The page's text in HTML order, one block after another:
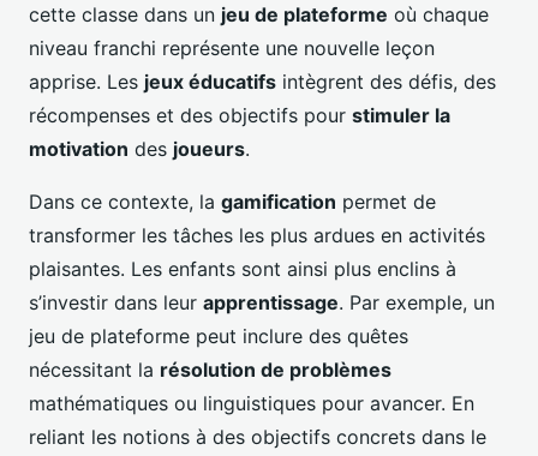
cette classe dans un jeu de plateforme où chaque
niveau franchi représente une nouvelle leçon
apprise. Les jeux éducatifs intègrent des défis, des
récompenses et des objectifs pour stimuler la
motivation des joueurs.
Dans ce contexte, la gamification permet de
transformer les tâches les plus ardues en activités
plaisantes. Les enfants sont ainsi plus enclins à
s’investir dans leur apprentissage. Par exemple, un
jeu de plateforme peut inclure des quêtes
nécessitant la résolution de problèmes
mathématiques ou linguistiques pour avancer. En
reliant les notions à des objectifs concrets dans le